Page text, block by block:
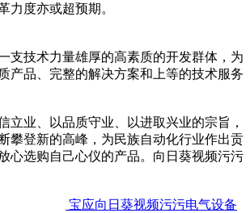
度亦或超预期。
支技术力量雄厚的高素质的开发群体，为
产品、完整的解决方案和上等的技术服务
、以品质守业、以进取兴业的宗旨，
登新的高峰，为民族自动化行业作出贡
心选购自己心仪的产品。向日葵视频污污
宝应向日葵视频污污电气设备